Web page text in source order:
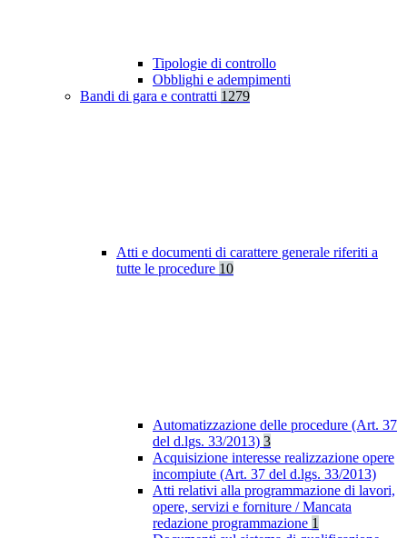
Tipologie di controllo
Obblighi e adempimenti
Bandi di gara e contratti 1279
Atti e documenti di carattere generale riferiti a
tutte le procedure 10
Automatizzazione delle procedure (Art. 37
del d.lgs. 33/2013) 3
Acquisizione interesse realizzazione opere
incompiute (Art. 37 del d.lgs. 33/2013)
Atti relativi alla programmazione di lavori,
opere, servizi e forniture / Mancata
redazione programmazione 1